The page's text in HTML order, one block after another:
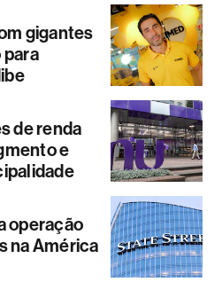
gigantes
para
de renda
e
operação
na América